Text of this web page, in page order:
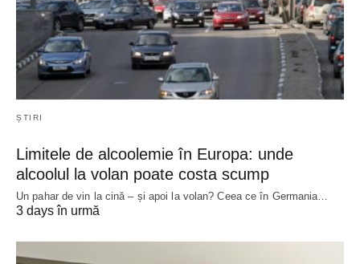
ȘTIRI
Limitele de alcoolemie în Europa: unde
alcoolul la volan poate costa scump
Un pahar de vin la cină – și apoi la volan? Ceea ce în Germania…
3 days în urmă